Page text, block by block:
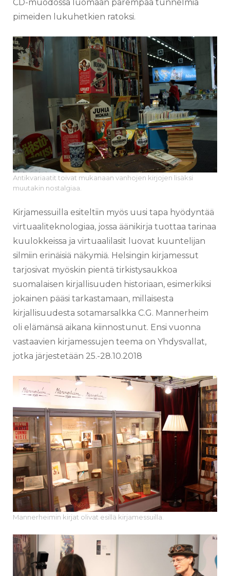
CD-muodossa luomaan parempaa tunnelmia
pimeiden lukuhetkien ratoksi.
Antikvariaatit toivat mukanaan vanhojen kirjojen lisäksi
muutakin nostalgiaa.
Kirjamessuilla esiteltiin myös uusi tapa hyödyntää
virtuaaliteknologiaa, jossa äänikirja tuottaa tarinaa
kuulokkeissa ja virtuaalilasit luovat kuuntelijan
silmiin erinäisiä näkymiä. Helsingin kirjamessut
tarjosivat myöskin pientä tirkistysaukkoa
suomalaisen kirjallisuuden historiaan, esimerkiksi
jokainen pääsi tarkastamaan, millaisesta
kirjallisuudesta sotamarsalkka C.G. Mannerheim
oli elämänsä aikana kiinnostunut. Ensi vuonna
vastaavien kirjamessujen teema on Yhdysvallat,
jotka järjestetään 25.-28.10.2018
Mannerheimin kirjat olivat esillä kirjamessuilla.